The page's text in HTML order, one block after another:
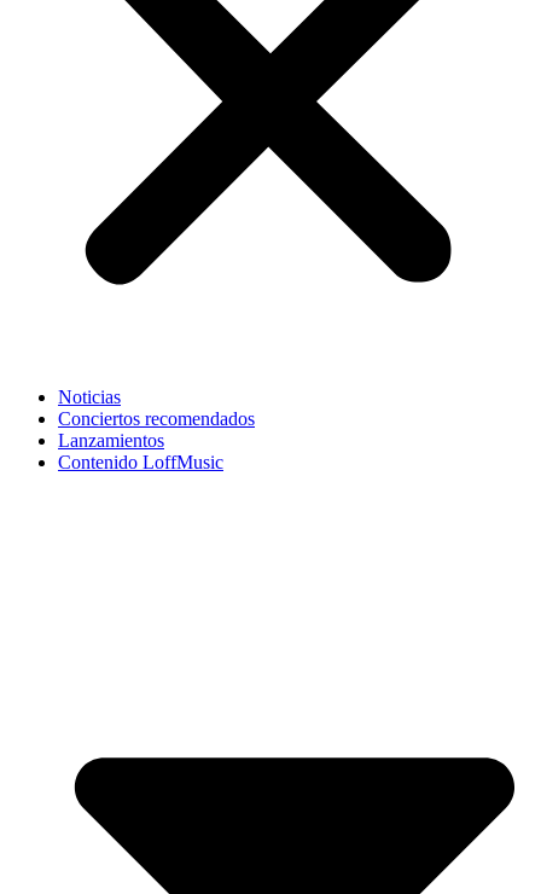
Noticias
Conciertos recomendados
Lanzamientos
Contenido LoffMusic